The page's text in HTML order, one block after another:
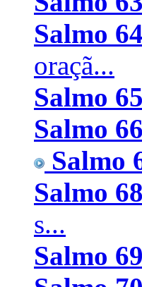
Salmo
oraçã...
Salmo
Salmo
Salmo
Salmo
s...
Salmo